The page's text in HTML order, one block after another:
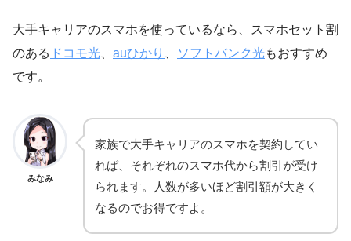
大手キャリアのスマホを使っているなら、スマホセット割
のある ドコモ光 auひかり ソフトバンク光もおすすめ
です。
みなみ
家族で大手キャリアのスマホを契約してい
れば、それぞれのスマホ代から割引が受け
られます。人数が多いほど割引額が大きく
なるのでお得ですよ。